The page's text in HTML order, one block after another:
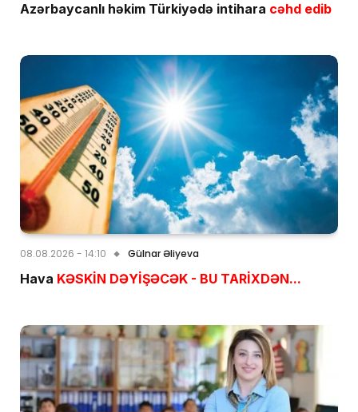
Azərbaycanlı həkim Türkiyədə intihara cəhd edib
08.08.2026 - 14:10 Gülnar Əliyeva
Hava KƏSKİN DƏYİŞƏCƏK - BU TARİXDƏN...